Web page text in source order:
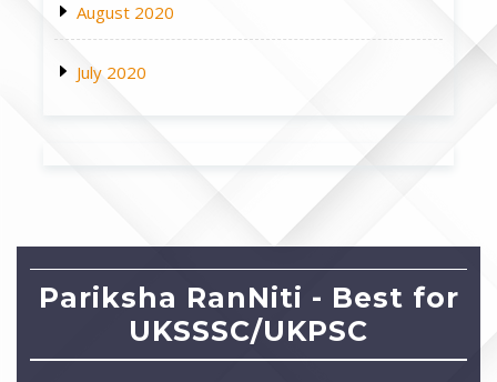
August 2020
July 2020
Pariksha RanNiti - Best for
UKSSSC/UKPSC